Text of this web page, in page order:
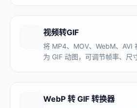
视频转GIF
将 MP4、MOV、WebM、AVI
为 GIF 动图，可调节帧率、尺
WebP 转 GIF 转换器